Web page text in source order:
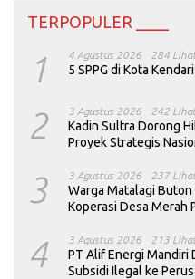
TERPOPULER ____
1 4 Agustus 2026 284
5 SPPG di Kota
2 3 Agustus 2026 242
Kadin Sultra Dorong
Proyek Strategis
3 3 Agustus 2026 237
Warga Matalagi
Koperasi Desa Merah
4 3 Agustus 2026 213
PT Alif Energi Mandiri
Subsidi Ilegal ke